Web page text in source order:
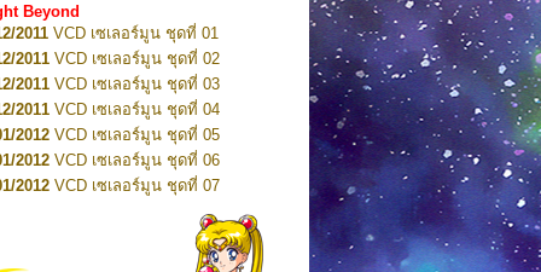
2016DVD เซเลอร์มูน คริสตัล VOL.2
2016 DVD เซเลอร์มูน คริสตัล VOL.3
2016 DVD เซเลอร์มูน คริสตัล VOL.4
2016 DVD เซเลอร์มูน คริสตัล VOL.5
2016 DVD เซเลอร์มูน คริสตัล VOL.6
2016DVD เซเลอร์มูน คริสตัล VOL.7
2016DVD เซเลอร์มูน คริสตัล VOL.8
2017 DVD เซเลอร์มูน คริสตัล Box-Set
Beyond
2011 VCD เซเลอร์มูน ชุดที่ 01
2011 VCD เซเลอร์มูน ชุดที่ 02
2011 VCD เซเลอร์มูน ชุดที่ 03
2011 VCD เซเลอร์มูน ชุดที่ 04
2012 VCD เซเลอร์มูน ชุดที่ 05
2012 VCD เซเลอร์มูน ชุดที่ 06
2012 VCD เซเลอร์มูน ชุดที่ 07
VCD เซเลอร์มูน ชุดที่ 08
VCD เซเลอร์มูน ชุดที่ 09
VCD เซเลอร์มูน ชุดที่ 10